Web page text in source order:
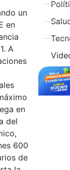
un
en
A
en
del
600
de